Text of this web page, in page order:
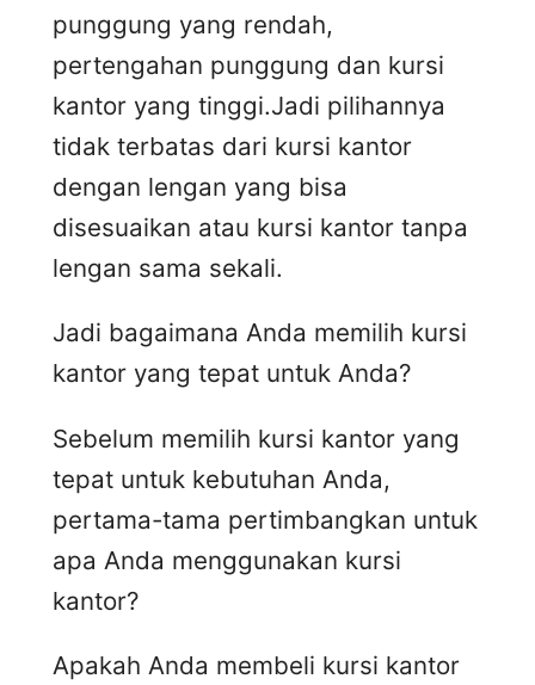
punggung yang rendah,
pertengahan punggung dan kursi
kantor yang tinggi.Jadi pilihannya
tidak terbatas dari kursi kantor
dengan lengan yang bisa
disesuaikan atau kursi kantor tanpa
lengan sama sekali.
Jadi bagaimana Anda memilih kursi
kantor yang tepat untuk Anda?
Sebelum memilih kursi kantor yang
tepat untuk kebutuhan Anda,
pertama-tama pertimbangkan untuk
apa Anda menggunakan kursi
kantor?
Apakah Anda membeli kursi kantor